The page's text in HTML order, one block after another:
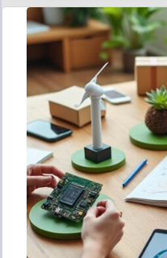
et
de
la
dans
les
fixations
industrielles